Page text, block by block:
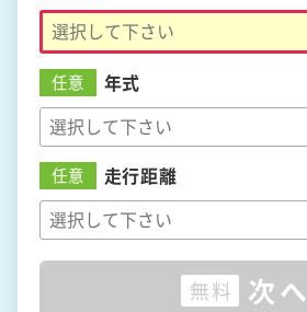
任意 年式
任意 走行距離
無料 次へ